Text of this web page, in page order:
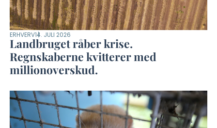
ERHVERV14. JULI 2026
Landbruget råber krise.
Regnskaberne kvitterer med
millionoverskud.